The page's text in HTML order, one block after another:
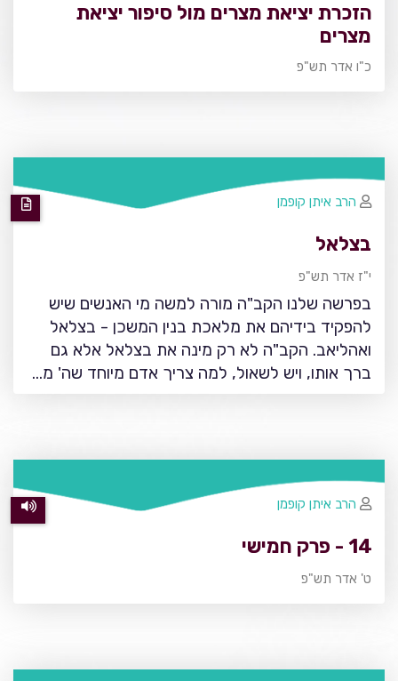
הזכרת יציאת מצרים מול סיפור יציאת
מצרים
כ"ו אדר תש"פ
בצלאל
י"ז אדר תש"פ
בפרשה שלנו הקב"ה מורה למשה מי האנשים שיש
להפקיד בידיהם את מלאכת בנין המשכן - בצלאל
ואהליאב. הקב"ה לא רק מינה את בצלאל אלא גם
ברך אותו, ויש לשאול, למה צריך אדם מיוחד שה' מ…
הרב איתן קופמן
14 - פרק חמישי
ט' אדר תש"פ
הרב איתן קופמן